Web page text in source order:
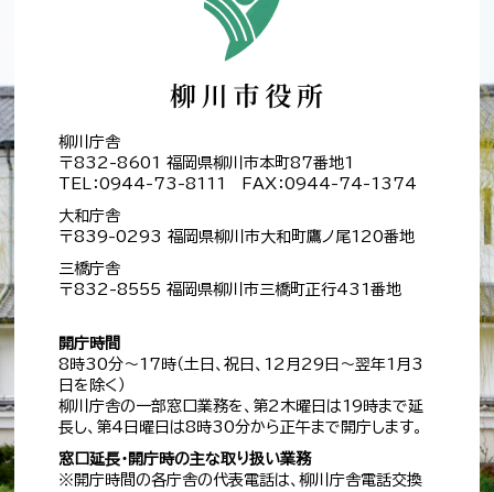
柳川庁舎
〒832-8601 福岡県柳川市本町87番地1
TEL：0944-73-8111 FAX：0944-74-1374
大和庁舎
〒839-0293 福岡県柳川市大和町鷹ノ尾120番地
三橋庁舎
〒832-8555 福岡県柳川市三橋町正行431番地
開庁時間
8時30分～17時（土日、祝日、12月29日～翌年1月3
日を除く）
柳川庁舎の一部窓口業務を、第2木曜日は19時まで延
長し、第4日曜日は8時30分から正午まで開庁します。
窓口延長・開庁時の主な取り扱い業務
※開庁時間の各庁舎の代表電話は、柳川庁舎電話交換